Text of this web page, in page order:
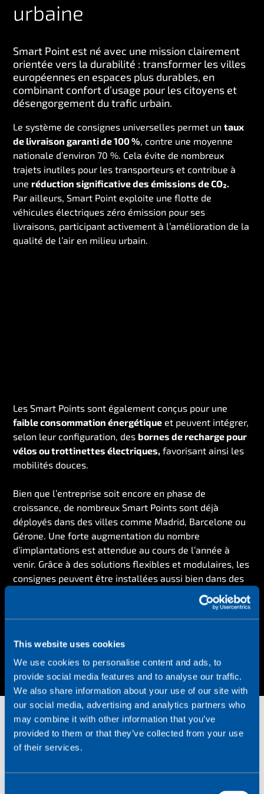
This website uses cookies
We use cookies to personalise content and ads, to
provide social media features and to analyse our traffic.
We also share information about your use of our site with
our social media, advertising and analytics partners who
may combine it with other information that you’ve
provided to them or that they’ve collected from your use
of their services.
urbaine
Smart Point est né avec une mission clairement
orientée vers la durabilité : transformer les villes
européennes en espaces plus durables, en
combinant confort d’usage pour les citoyens et
désengorgement du trafic urbain.
Le système de consignes universelles permet untaux
de livraison garanti de 100 %, contre une moyenne
nationale d’environ 70 %. Cela évite de nombreux
trajets inutiles pour les transporteurs et contribue à
une réduction significative des émissions de CO₂.
Par ailleurs, Smart Point exploite une flotte de
véhicules électriques zéro émission pour ses
livraisons, participant activement à l’amélioration de la
qualité de l’air en milieu urbain.
Les Smart Points sont également conçus pour une
faible consommation énergétique et peuvent intégrer,
selon leur configuration, des bornes de recharge pour
vélos ou trottinettes électriques, favorisant ainsi les
mobilités douces.
Bien que l’entreprise soit encore en phase de
croissance, de nombreux Smart Points sont déjà
déployés dans des villes comme Madrid, Barcelone ou
Gérone. Une forte augmentation du nombre
d’implantations est attendue au cours de l’année à
venir. Grâce à des solutions flexibles et modulaires, les
consignes peuvent être installées aussi bien dans des
bureaux, des commerces que dans des zones